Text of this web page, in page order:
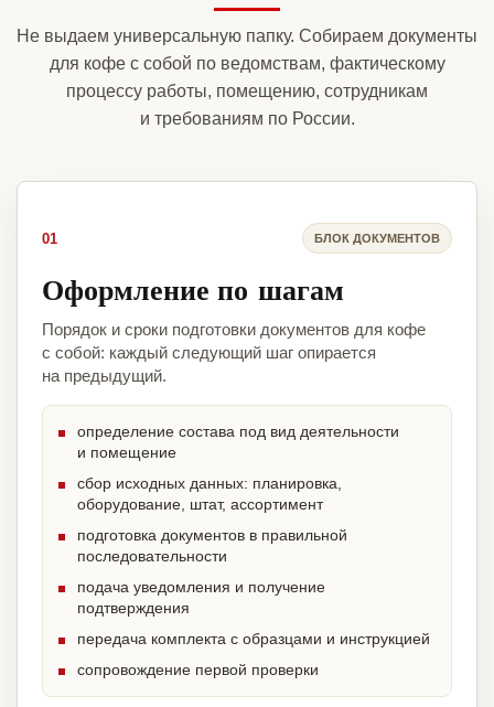
Не выдаем универсальную папку. Собираем документы
для кофе с собой по ведомствам, фактическому
процессу работы, помещению, сотрудникам
и требованиям по России.
01 БЛОК ДОКУМЕНТОВ
Оформление по шагам
Порядок и сроки подготовки документов для кофе
с собой: каждый следующий шаг опирается
на предыдущий.
определение состава под вид деятельности
и помещение
сбор исходных данных: планировка,
оборудование, штат, ассортимент
подготовка документов в правильной
последовательности
подача уведомления и получение
подтверждения
передача комплекта с образцами и инструкцией
сопровождение первой проверки